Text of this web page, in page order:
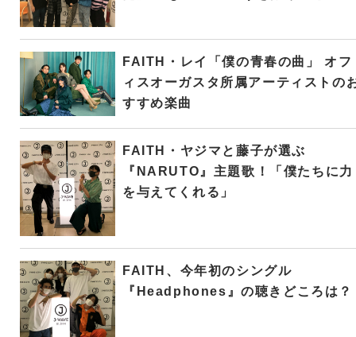
FAITH・レイ「僕の青春の曲」 オフ
ィスオーガスタ所属アーティストの
すすめ楽曲
FAITH・ヤジマと藤子が選ぶ
『NARUTO』主題歌！「僕たちに力
を与えてくれる」
FAITH、今年初のシングル
『Headphones』の聴きどころは？